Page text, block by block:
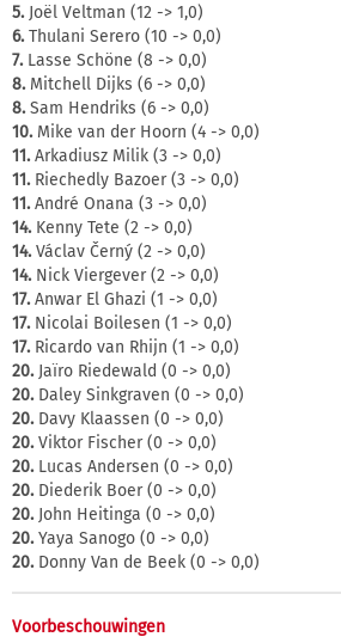
5.Joël Veltman (12 -> 1,0)
6.Thulani Serero (10 -> 0,0)
7.Lasse Schöne (8 -> 0,0)
8.Mitchell Dijks (6 -> 0,0)
8.Sam Hendriks (6 -> 0,0)
10.Mike van der Hoorn (4 -> 0,0)
11.Arkadiusz Milik (3 -> 0,0)
11.Riechedly Bazoer (3 -> 0,0)
11.André Onana (3 -> 0,0)
14.Kenny Tete (2 -> 0,0)
14.Václav Černý (2 -> 0,0)
14.Nick Viergever (2 -> 0,0)
17.Anwar El Ghazi (1 -> 0,0)
17.Nicolai Boilesen (1 -> 0,0)
17.Ricardo van Rhijn (1 -> 0,0)
20.Jaïro Riedewald (0 -> 0,0)
20.Daley Sinkgraven (0 -> 0,0)
20.Davy Klaassen (0 -> 0,0)
20.Viktor Fischer (0 -> 0,0)
20.Lucas Andersen (0 -> 0,0)
20.Diederik Boer (0 -> 0,0)
20.John Heitinga (0 -> 0,0)
20.Yaya Sanogo (0 -> 0,0)
20.Donny Van de Beek (0 -> 0,0)
Voorbeschouwingen